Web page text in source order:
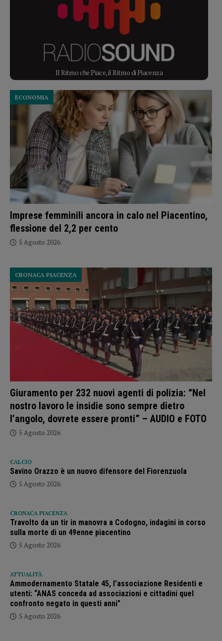
Il Ritmo che Piace, il Ritmo di Piacenza
Imprese femminili ancora in calo nel Piacentino,
flessione del 2,2 per cento
ECONOMIA
5 Agosto 2026
Giuramento per 232 nuovi agenti di polizia: “Nel
nostro lavoro le insidie sono sempre dietro
l’angolo, dovrete essere pronti” – AUDIO e FOTO
CRONACA PIACENZA
5 Agosto 2026
CALCIO
Savino Orazzo è un nuovo difensore del Fiorenzuola
5 Agosto 2026
CRONACA PIACENZA
Travolto da un tir in manovra a Codogno, indagini in corso
sulla morte di un 49enne piacentino
5 Agosto 2026
ATTUALITÀ
Ammodernamento Statale 45, l’associazione Residenti e
utenti: “ANAS conceda ad associazioni e cittadini quel
confronto negato in questi anni”
5 Agosto 2026